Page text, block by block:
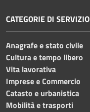
CATEGORIE DI SERVIZIO
Anagrafe e stato civile
Cultura e tempo libero
Vita lavorativa
Imprese e Commercio
Catasto e urbanistica
Mobilità e trasporti